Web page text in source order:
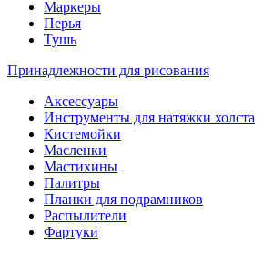
Маркеры
Перья
Тушь
Принадлежности для рисования
Аксессуары
Инструменты для натяжки холста
Кистемойки
Масленки
Мастихины
Палитры
Планки для подрамников
Распылители
Фартуки